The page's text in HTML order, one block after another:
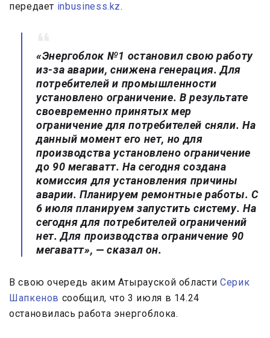
передает inbusiness.kz.
«Энергоблок №1 остановил свою работу
из-за аварии, снижена генерация. Для
потребителей и промышленности
установлено ограничение. В результате
своевременно принятых мер
ограничение для потребителей сняли. На
данный момент его нет, но для
производства установлено ограничение
до 90 мегаватт. На сегодня создана
комиссия для установления причины
аварии. Планируем ремонтные работы. С
6 июля планируем запустить систему. На
сегодня для потребителей ограничений
нет. Для производства ограничение 90
мегаватт», — сказал он.
В свою очередь аким Атырауской области Серик
Шапкенов сообщил, что 3 июля в 14.24
остановилась работа энергоблока.